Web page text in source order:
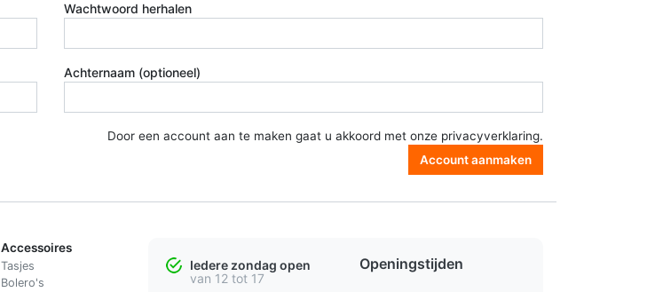
Wachtwoord herhalen
Achternaam (optioneel)
Door een account aan te maken gaat u akkoord met onze privacyverklaring.
Account aanmaken
Accessoires
Tasjes
Bolero's
Iedere zondag open
van 12 tot 17
Openingstijden